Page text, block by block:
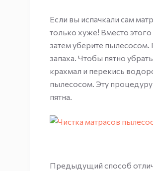
Если вы испачкали сам
только хуже! Вместо этого
затем уберите пылесосом.
запаха. Чтобы пятно
крахмал и перекись
пылесосом. Эту
пятна.
Предыдущий способ